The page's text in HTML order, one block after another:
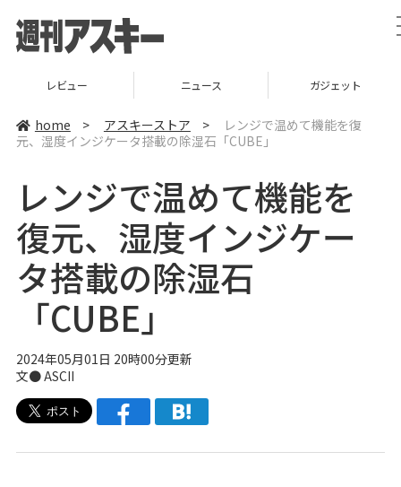
レビュー ニュース ガジェット
home > アスキーストア >
レンジで温めて機能を復
元、湿度インジケータ搭載の除湿石「CUBE」
レンジで温めて機能を
復元、湿度インジケー
タ搭載の除湿石
「CUBE」
2024年05月01日 20時00分更新
文● ASCII